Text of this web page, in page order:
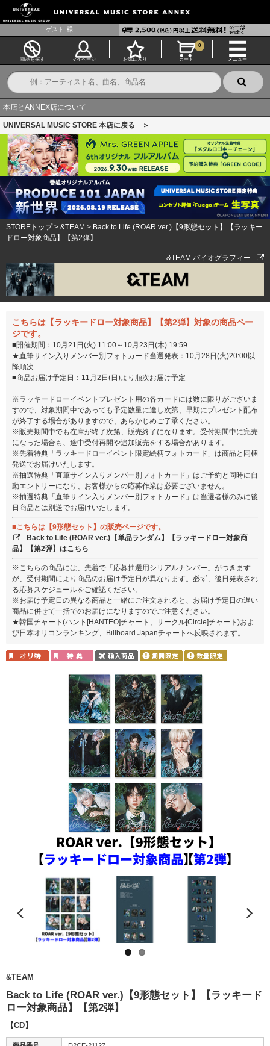
ゲスト 様
商品を探す マイページ お気に入り カート
0
メニュー
本店とANNEX店について
UNIVERSAL MUSIC STORE 本店に戻る ＞
STOREトップ> &TEAM > Back to Life (ROAR ver.)【9形態セット】【ラッキー
ドロー対象商品】【第2弾】
&TEAM バイオグラフィー
こちらは【ラッキードロー対象商品】【第2弾】対象の商品ペー
ジです。
■開催期間：10月21日(火) 11:00～10月23日(木) 19:59
★直筆サイン入りメンバー別フォトカード当選発表：10月28日(火)20:00以
降順次
■商品お届け予定日：11月2日(日)より順次お届け予定
※ラッキードローイベントプレゼント用の各カードには数に限りがございま
すので、対象期間中であっても予定数量に達し次第、早期にプレゼント配布
が終了する場合がありますので、あらかじめご了承ください。
※販売期間中でも在庫が終了次第、販売終了になります。受付期間中に完売
になった場合も、途中受付再開や追加販売をする場合があります。
※先着特典「ラッキードローイベント限定絵柄フォトカード」は商品と同梱
発送でお届けいたします。
※抽選特典「直筆サイン入りメンバー別フォトカード」はご予約と同時に自
動エントリーになり、お客様からの応募作業は必要ございません。
※抽選特典「直筆サイン入りメンバー別フォトカード」は当選者様のみに後
日商品とは別送でお届けいたします。
■こちらは【9形態セット】の販売ページです。
Back to Life (ROAR ver.)【単品ランダム】【ラッキードロー対象商
品】【第2弾】はこちら
※こちらの商品には、先着で「応募抽選用シリアルナンバー」がつきます
が、受付期間により商品のお届け予定日が異なります。必ず、後日発表され
る応募スケジュールをご確認ください。
※お届け予定日の異なる商品と一緒にご注文されると、お届け予定日の遅い
商品に併せて一括でのお届けになりますのでご注意ください。
★韓国チャート(ハント[HANTEO]チャート、サークル[Circle]チャート)およ
び日本オリコンランキング、Billboard Japanチャートへ反映されます。
&TEAM
Back to Life (ROAR ver.)【9形態セット】【ラッキード
ロー対象商品】【第2弾】
【CD】